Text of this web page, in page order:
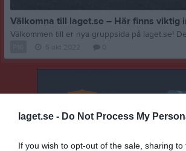
laget.se - Do Not Process My
If you wish to opt-out of the sale, sharing
Välkomna till laget.se – Här finns viktig